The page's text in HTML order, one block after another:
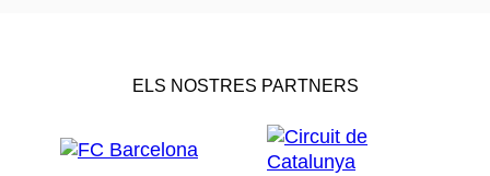
ELS NOSTRES PARTNERS